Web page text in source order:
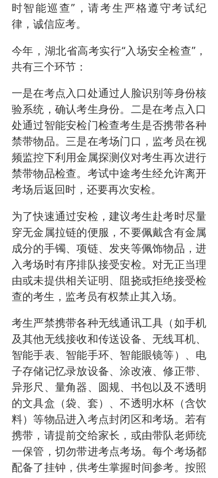
时智能巡查”，请考生严格遵守考试纪
律，诚信应考。
今年，湖北省高考实行“入场安全检查”，
共有三个环节：
一是在考点入口处通过人脸识别等身份核
验系统，确认考生身份。二是在考点入口
处通过智能安检门检查考生是否携带各种
禁带物品。三是在考场门口，监考员在视
频监控下利用金属探测仪对考生再次进行
禁带物品检查。考试中途考生经允许离开
考场后返回时，还要再次安检。
为了快速通过安检，建议考生赴考时尽量
穿无金属拉链的便服，不要佩戴含有金属
成分的手镯、项链、发夹等佩饰物品，进
入考场时有序排队接受安检。对无正当理
由或未提供相关证明、阻挠或拒绝接受检
查的考生，监考员有权禁止其入场。
考生严禁携带各种无线通讯工具（如手机
及其他无线接收和传送设备、无线耳机、
智能手表、智能手环、智能眼镜等）、电
子存储记忆录放设备、涂改液、修正带、
异形尺、量角器、圆规、书包以及不透明
的文具盒（袋、套）、不透明水杯（含饮
料）等物品进入考点封闭区和考场。若有
携带，请提前交给家长，或由带队老师统
一保管，切勿带进考点考场。每个考场都
配备了挂钟，供考生掌握时间参考。按照